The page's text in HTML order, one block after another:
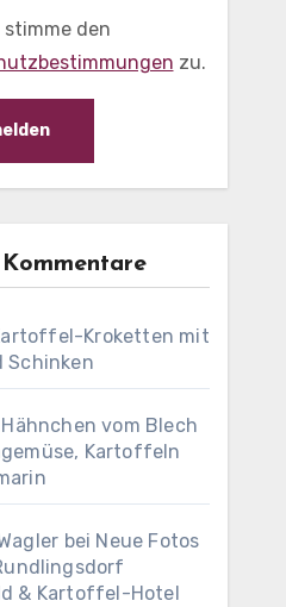
den
zu.
Kroketten mit
Schinken
Hähnchen vom Blech
Kartoffeln
bei Neue Fotos
& Kartoffel-Hotel